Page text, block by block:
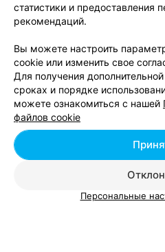
Ламинирование ресниц в
Окрашивание ресниц в
Минске
статистики и предоставления
рекомендаций.
Вы можете настроить
cookie или изменить свое
Для получения
сроках и порядке
можете ознакомиться с нашей
файлов cookie
Персональные